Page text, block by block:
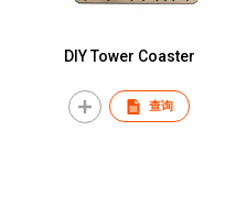
DIY Tower Coaster
查询